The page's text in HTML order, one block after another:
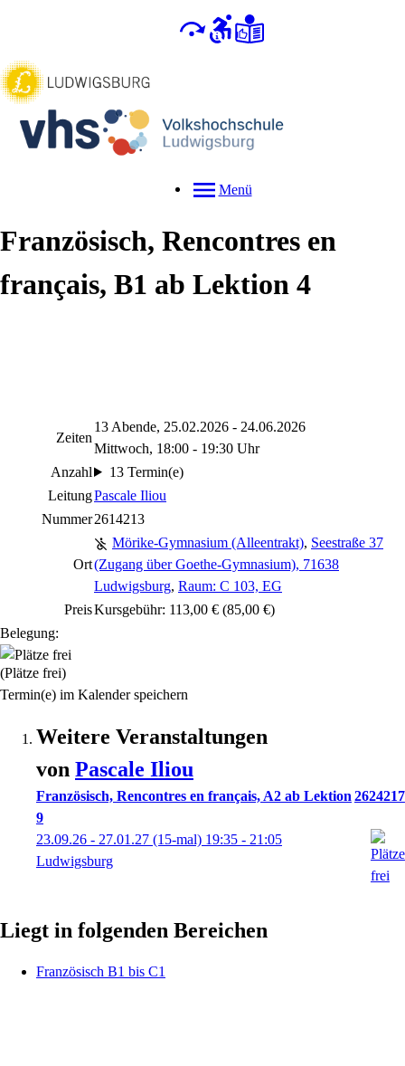
Menü
Französisch, Rencontres en
français, B1 ab Lektion 4
Zeiten
13 Abende, 25.02.2026 - 24.06.2026
Mittwoch, 18:00 - 19:30 Uhr
Anzahl
13 Termin(e)
LeitungPascale Iliou
Nummer2614213
Ort
Mörike-Gymnasium (Alleentrakt), Seestraße 37
(Zugang über Goethe-Gymnasium), 71638
Ludwigsburg, Raum: C 103, EG
PreisKursgebühr: 113,00 € (85,00 €)
Belegung:
(Plätze frei)
Termin(e) im Kalender speichern
Weitere Veranstaltungen
von Pascale Iliou
Französisch, Rencontres en français, A2 ab Lektion
9
2624217
23.09.26 - 27.01.27 (15-mal) 19:35 - 21:05
Ludwigsburg
Liegt in folgenden Bereichen
Französisch B1 bis C1